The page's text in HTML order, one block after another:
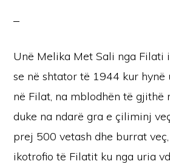
Unë Melika Met Sali nga Filati
se në shtator të 1944 kur hynë
në Filat, na mblodhën të gjithë
duke na ndarë gra e çiliminj
prej 500 vetash dhe burrat
ikotrofio të Filatit ku nga uria